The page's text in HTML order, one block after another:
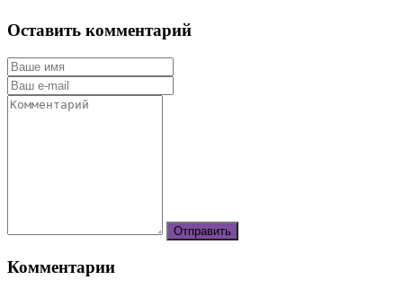
Оставить комментарий
Комментарии